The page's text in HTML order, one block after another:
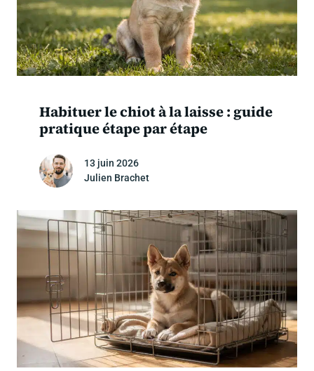
Habituer le chiot à la laisse : guide
pratique étape par étape
13 juin 2026
Julien Brachet